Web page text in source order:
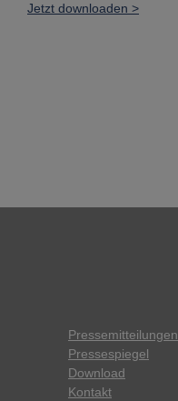
Jetzt downloaden >
Pressemitteilungen
Pressespiegel
Download
Kontakt